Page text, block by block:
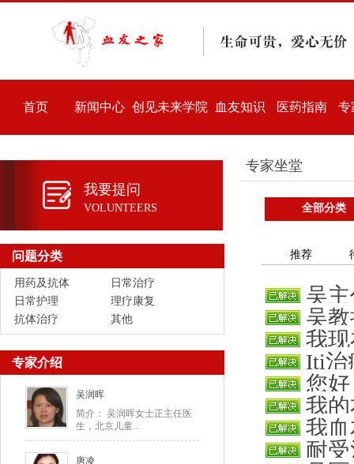
首页 新闻中心 创见未来学院 血友知识 医药指南 专
我要提问
VOLUNTEERS
问题分类
用药及抗体
日常治疗
日常护理
理疗康复
抗体治疗
其他
专家介绍
吴润晖
简介： 吴润晖女士正主任医
生，北京儿童...
唐凌
专家坐堂
全部分类
推荐
吴
很稳，
吴
溃疡经
我
该打多
Iti治
一周三
您
膀一直
我
肢，两
我
周都在
耐